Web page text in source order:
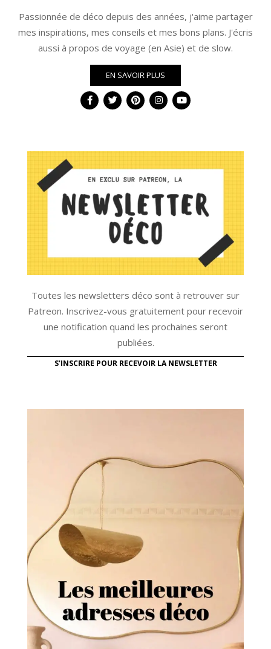
Passionnée de déco depuis des années, j'aime partager
mes inspirations, mes conseils et mes bons plans. J'écris
aussi à propos de voyage (en Asie) et de slow.
EN SAVOIR PLUS
Toutes les newsletters déco sont à retrouver sur
Patreon. Inscrivez-vous gratuitement pour recevoir
une notification quand les prochaines seront
publiées.
S'INSCRIRE POUR RECEVOIR LA NEWSLETTER